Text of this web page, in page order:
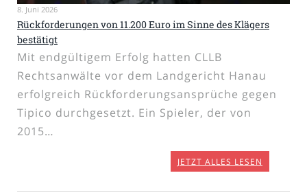
8. Juni 2026
Rückforderungen von 11.200 Euro im Sinne des Klägers
bestätigt
Mit endgültigem Erfolg hatten CLLB
Rechtsanwälte vor dem Landgericht Hanau
erfolgreich Rückforderungsansprüche gegen
Tipico durchgesetzt. Ein Spieler, der von
2015…
JETZT ALLES LESEN